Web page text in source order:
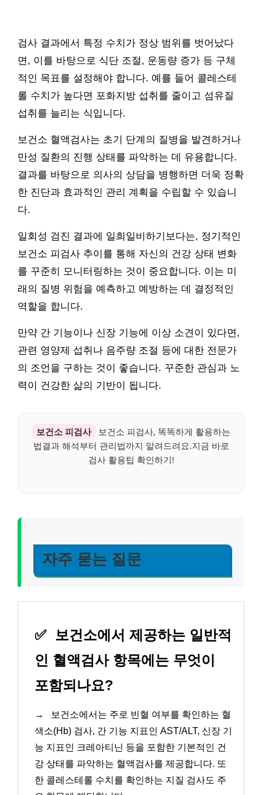
검사 결과에서 특정 수치가 정상 범위를 벗어났다
면, 이를 바탕으로 식단 조절, 운동량 증가 등 구체
적인 목표를 설정해야 합니다. 예를 들어 콜레스테
롤 수치가 높다면 포화지방 섭취를 줄이고 섬유질
섭취를 늘리는 식입니다.
보건소 혈액검사는 초기 단계의 질병을 발견하거나
만성 질환의 진행 상태를 파악하는 데 유용합니다.
결과를 바탕으로 의사의 상담을 병행하면 더욱 정확
한 진단과 효과적인 관리 계획을 수립할 수 있습니
다.
일회성 검진 결과에 일희일비하기보다는, 정기적인
보건소 피검사 추이를 통해 자신의 건강 상태 변화
를 꾸준히 모니터링하는 것이 중요합니다. 이는 미
래의 질병 위험을 예측하고 예방하는 데 결정적인
역할을 합니다.
만약 간 기능이나 신장 기능에 이상 소견이 있다면,
관련 영양제 섭취나 음주량 조절 등에 대한 전문가
의 조언을 구하는 것이 좋습니다. 꾸준한 관심과 노
력이 건강한 삶의 기반이 됩니다.
보건소 피검사
보건소 피검사, 똑똑하게 활용하는
법결과 해석부터 관리법까지 알려드려요.지금 바로
검사 활용팁 확인하기!
자주 묻는 질문
✅ 보건소에서 제공하는 일반적
인 혈액검사 항목에는 무엇이
포함되나요?
→
보건소에서는 주로 빈혈 여부를 확인하는 혈
색소(Hb) 검사, 간 기능 지표인 AST/ALT, 신장 기
능 지표인 크레아티닌 등을 포함한 기본적인 건
강 상태를 파악하는 혈액검사를 제공합니다. 또
한 콜레스테롤 수치를 확인하는 지질 검사도 주